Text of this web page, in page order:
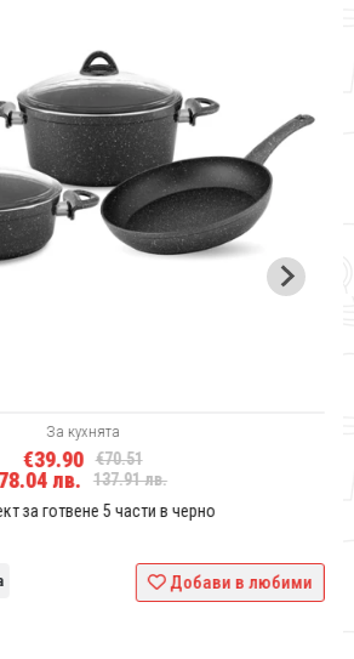
За кухнята
€39.90 €70.51
лв.
137.91 лв.
за готвене 5 части в черно
Добави в любими